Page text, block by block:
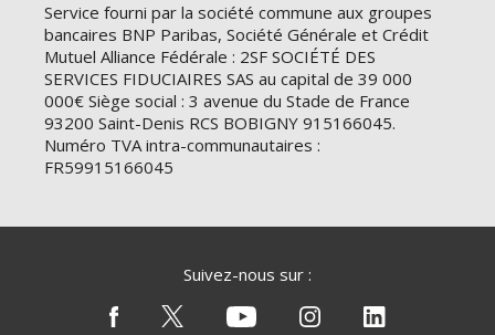
Service fourni par la société commune aux groupes
bancaires BNP Paribas, Société Générale et Crédit
Mutuel Alliance Fédérale : 2SF SOCIÉTÉ DES
SERVICES FIDUCIAIRES SAS au capital de 39 000
000€ Siège social : 3 avenue du Stade de France
93200 Saint-Denis RCS BOBIGNY 915166045.
Numéro TVA intra-communautaires :
FR59915166045
Suivez-nous sur :